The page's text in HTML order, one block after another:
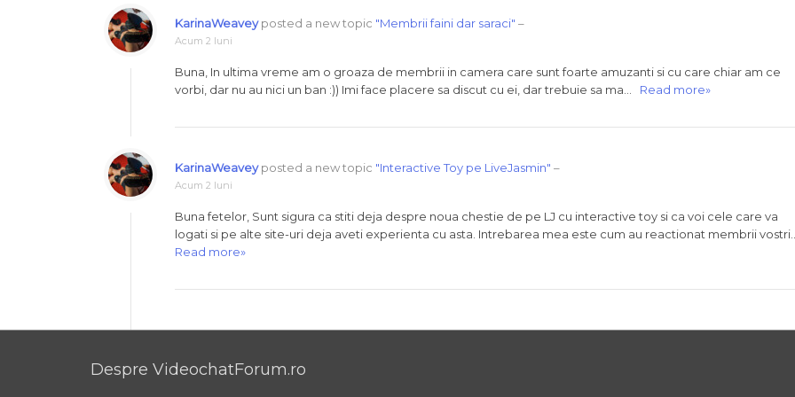
KarinaWeaveyposted a new topic "Membrii faini dar saraci" –
Acum 2 luni
Buna, In ultima vreme am o groaza de membrii in camera care sunt foarte amuzanti si cu care chiar am ce
vorbi, dar nu au nici un ban :)) Imi face placere sa discut cu ei, dar trebuie sa ma… Read more»
KarinaWeaveyposted a new topic "Interactive Toy pe LiveJasmin" –
Acum 2 luni
Buna fetelor, Sunt sigura ca stiti deja despre noua chestie de pe LJ cu interactive toy si ca voi cele care va
logati si pe alte site-uri deja aveti experienta cu asta. Intrebarea mea este cum au reactionat membrii
Read more»
Despre VideochatForum.ro